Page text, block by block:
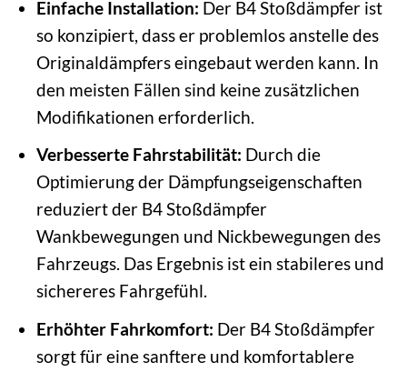
Einfache Installation: Der B4 Stoßdämpfer ist
so konzipiert, dass er problemlos anstelle des
Originaldämpfers eingebaut werden kann. In
den meisten Fällen sind keine zusätzlichen
Modifikationen erforderlich.
Verbesserte Fahrstabilität: Durch die
Optimierung der Dämpfungseigenschaften
reduziert der B4 Stoßdämpfer
Wankbewegungen und Nickbewegungen des
Fahrzeugs. Das Ergebnis ist ein stabileres und
sichereres Fahrgefühl.
Erhöhter Fahrkomfort: Der B4 Stoßdämpfer
sorgt für eine sanftere und komfortablere